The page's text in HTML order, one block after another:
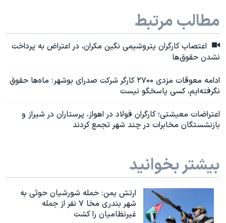
مطالب مرتبط
اعتصاب کارگران پتروشیمی نگین مکران، در اعتراض به پرداخت
نشدن حقوق‌ها
ادامه معوقات مزدی ۲۷۰۰ کارگر شرکت صدرای بوشهر: ماه‌ها حقوق
نگرفته‌ایم، کسی پاسخگو نیست
اعتراضات معیشتی؛ کارگران فولاد در اهواز، پرستاران در شیراز و
بازنشستگان مخابرات در چند شهر تجمع کردند
بیشتر بخوانید
ارتش یمن: حمله شورشیان حوثی به
شهر بندری مخا ۷ نفر از جمله
غیرنظامیان را کشت